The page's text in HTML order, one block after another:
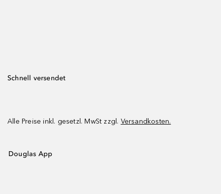
Schnell versendet
Alle Preise inkl. gesetzl. MwSt zzgl. Versandkosten.
Douglas App